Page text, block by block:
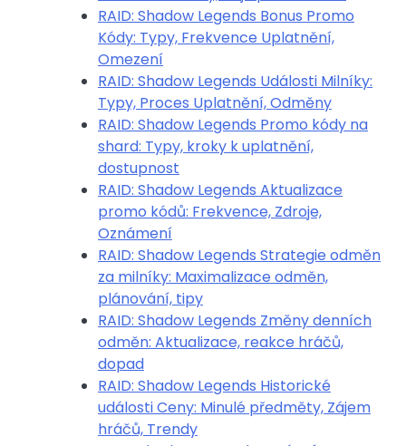
RAID: Shadow Legends Bonus Promo
Kódy: Typy, Frekvence Uplatnění,
Omezení
RAID: Shadow Legends Události Milníky:
Typy, Proces Uplatnění, Odměny
RAID: Shadow Legends Promo kódy na
shard: Typy, kroky k uplatnění,
dostupnost
RAID: Shadow Legends Aktualizace
promo kódů: Frekvence, Zdroje,
Oznámení
RAID: Shadow Legends Strategie odměn
za milníky: Maximalizace odměn,
plánování, tipy
RAID: Shadow Legends Změny denních
odměn: Aktualizace, reakce hráčů,
dopad
RAID: Shadow Legends Historické
události Ceny: Minulé předměty, Zájem
hráčů, Trendy